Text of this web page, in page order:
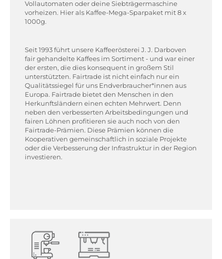
Vollautomaten oder deine Siebträgermaschine
vorheizen. Hier als Kaffee-Mega-Sparpaket mit 8 x
1000g.
Seit 1993 führt unsere Kaffeerösterei J. J. Darboven
fair gehandelte Kaffees im Sortiment - und war einer
der ersten, die dies konsequent in großem Stil
unterstützten. Fairtrade ist nicht einfach nur ein
Qualitätssiegel für uns Endverbraucher*innen aus
Europa. Fairtrade bietet den Menschen in den
Herkunftsländern einen echten Mehrwert. Denn
neben den verbesserten Arbeitsbedingungen und
fairen Löhnen profitieren sie auch noch von den
Fairtrade-Prämien. Diese Prämien können die
Kooperativen gemeinschaftlich in soziale Projekte
oder die Verbesserung der Infrastruktur in der Region
investieren.